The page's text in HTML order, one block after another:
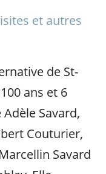
et autres
de St-
ans et 6
Savard,
Couturier,
Savard